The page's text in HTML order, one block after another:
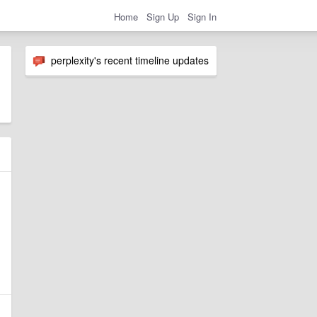
Home Sign Up Sign In
perplexity's recent timeline updates